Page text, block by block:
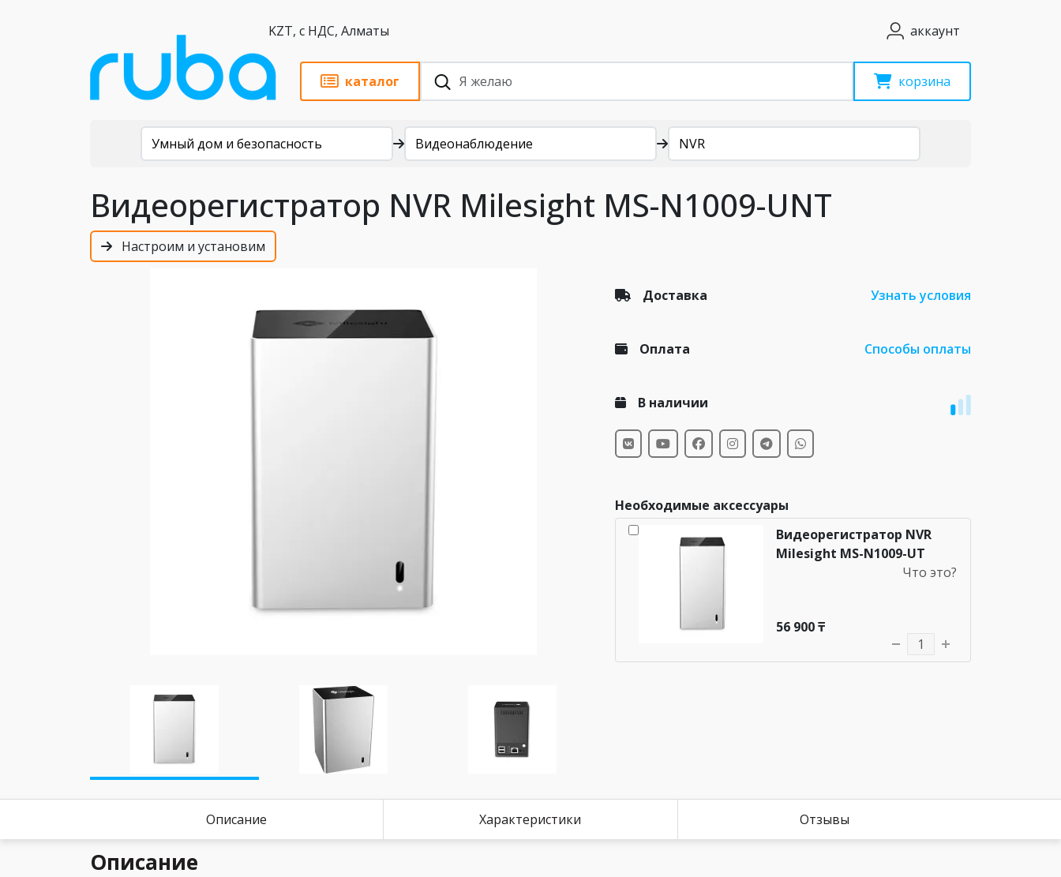
KZT, с НДС, Алматы аккаунт
каталог корзина
Каталог
Умный дом и безопасность Видеонаблюдение NVR
Видеорегистратор NVR Milesight MS-N1009-UNT
Настроим и установим
Доставка Узнать условия
Оплата Способы оплаты
В наличии
Необходимые аксессуары
Видеорегистратор NVR
Milesight MS-N1009-UT
Что это?
56 900 ₸
Описание Характеристики Отзывы
Описание